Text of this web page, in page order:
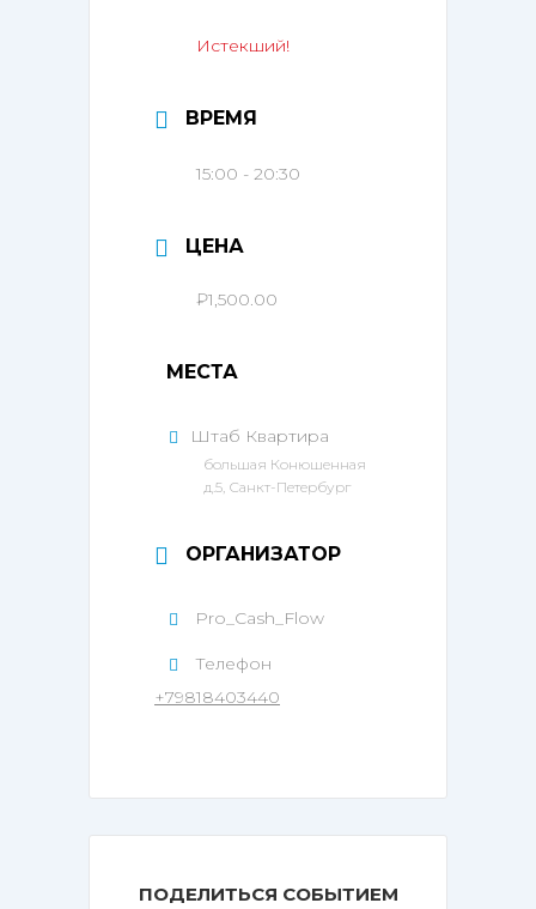
Истекший!
ВРЕМЯ
15:00 - 20:30
ЦЕНА
₽1,500.00
МЕСТА
Штаб Квартира
большая Конюшенная
д.5, Санкт-Петербург
ОРГАНИЗАТОР
Pro_Cash_Flow
Телефон
+79818403440
ПОДЕЛИТЬСЯ СОБЫТИЕМ